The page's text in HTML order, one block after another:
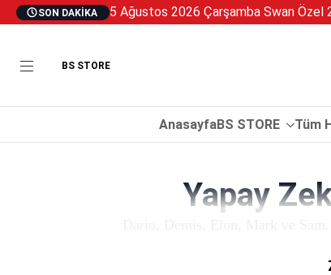
SON DAKIKA 5 Ağustos 2026 Çarşamba Swan Özel
BS STORE
AnasayfaBS STORE Tüm
Yapay